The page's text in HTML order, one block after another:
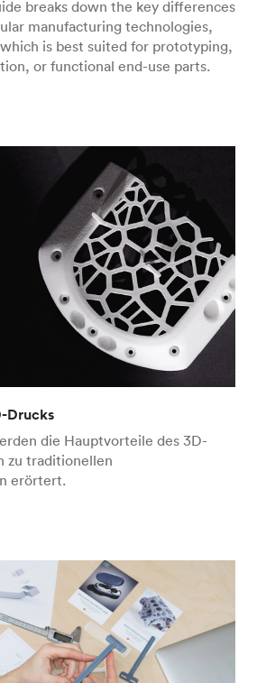
breaks down the key differences
manufacturing technologies,
is best suited for prototyping,
or functional end-use parts.
Drucks
die Hauptvorteile des 3D-
zu traditionellen
erörtert.